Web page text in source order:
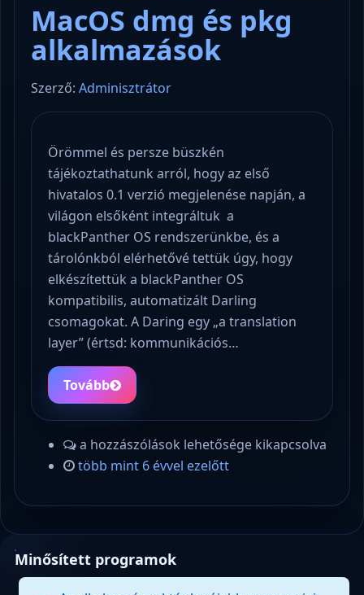
MacOS dmg és pkg
alkalmazások
Szerző: Adminisztrátor
Örömmel és persze büszkén
tájékoztathatunk arról, hogy az első
hivatalos 0.1 verzió megjelenése napján, a
világon elsőként integráltuk a
blackPanther OS rendszerünkbe, és a
tárolónkból elérhetővé tettük úgy, hogy
elkészítettük a blackPanther OS
kompatibilis, automatizált Darling
csomagokat. A Daring egy „a translation
layer” (értsd: kommunikációs…
Tovább
a hozzászólások lehetősége kikapcsolva
több mint 6 évvel ezelőtt
Minősített programok